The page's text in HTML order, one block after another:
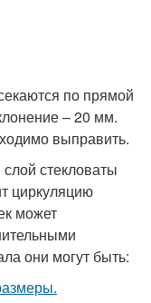
по прямой
– 20 мм.
выправить.
стекловаты
циркуляцию
может
они могут быть: